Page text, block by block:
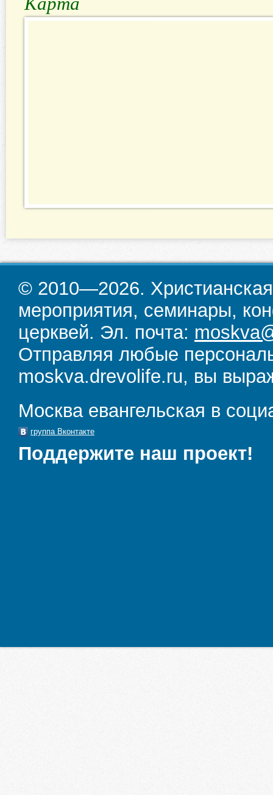
© 2010—2026.
мероприятия, семинары,
церквей. Эл. почта:
Отправляя любые
moskva.drevolife.ru, вы
Москва евангельская в
группа Вконтакте
Поддержите наш проект!